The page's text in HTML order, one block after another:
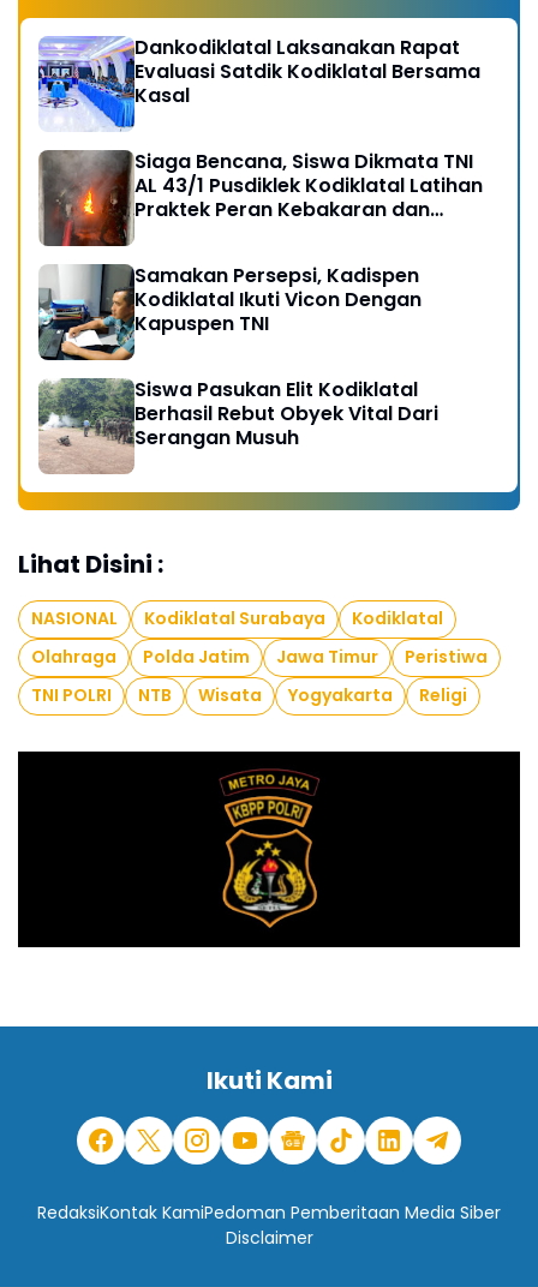
Dankodiklatal Laksanakan Rapat
Evaluasi Satdik Kodiklatal Bersama
Kasal
Siaga Bencana, Siswa Dikmata TNI
AL 43/1 Pusdiklek Kodiklatal Latihan
Praktek Peran Kebakaran dan
Samakan Persepsi, Kadispen
Kodiklatal Ikuti Vicon Dengan
Kapuspen TNI
Siswa Pasukan Elit Kodiklatal
Berhasil Rebut Obyek Vital Dari
Serangan Musuh
Lihat Disini :
NASIONAL Kodiklatal Surabaya
Kodiklatal
Olahraga
Polda Jatim Jawa Timur
Peristiwa
TNI POLRI
NTB Wisata Yogyakarta Religi
Ikuti Kami
RedaksiKontak KamiPedoman Pemberitaan Media Siber
Disclaimer